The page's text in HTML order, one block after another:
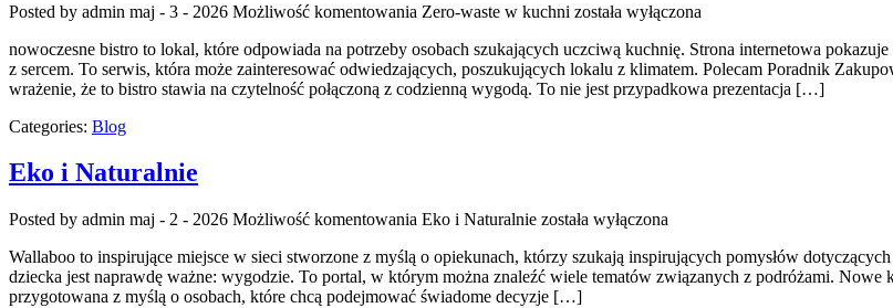
Posted by admin maj - 3 - 2026 Możliwość komentowania Zero-waste w kuchni została wyłączona
nowoczesne bistro to lokal, które odpowiada na potrzeby osobach szukających uczciwą kuchnię. Strona internetowa
z sercem. To serwis, która może zainteresować odwiedzających, poszukujących lokalu z klimatem. Polecam Poradnik
wrażenie, że to bistro stawia na czytelność połączoną z codzienną wygodą. To nie jest przypadkowa prezentacja […]
Categories: Blog
Eko i Naturalnie
Posted by admin maj - 2 - 2026 Możliwość komentowania Eko i Naturalnie została wyłączona
Wallaboo to inspirujące miejsce w sieci stworzone z myślą o opiekunach, którzy szukają inspirujących pomysłów
dziecka jest naprawdę ważne: wygodzie. To portal, w którym można znaleźć wiele tematów związanych z podróżami. Nowe
przygotowana z myślą o osobach, które chcą podejmować świadome decyzje […]